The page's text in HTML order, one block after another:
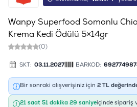
Wanpy Superfood Somonlu
Krema Kedi Ödülü 5×14gr
(0)
SKT: 03.11.2027 BARKOD:
Bir sonraki alışverişiniz için 2 TL
21 saat 51 dakika 28 saniyeiçinde sipariş